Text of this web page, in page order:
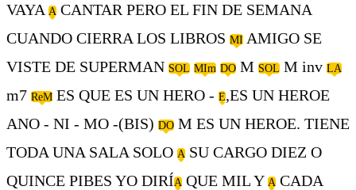
VAYA A CANTAR PERO EL FIN DE SEMANA
CUANDO CIERRA LOS LIBROS MI AMIGO SE
VISTE DE SUPERMAN SOL MIm DO M SOL M inv LA
m7 ReM ES QUE ES UN HERO - E,ES UN HEROE
ANO - NI - MO -(BIS) DO M ES UN HEROE. TIENE
TODA UNA SALA SOLO A SU CARGO DIEZ O
QUINCE PIBES YO DIRÍA QUE MIL Y A CADA